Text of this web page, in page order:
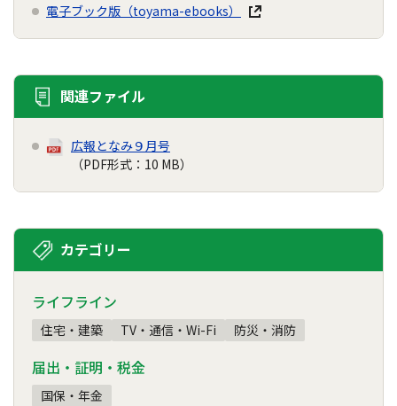
電子ブック版（toyama-ebooks）
関連ファイル
広報となみ９月号
（PDF形式：10 MB）
カテゴリー
ライフライン
住宅・建築 TV・通信・Wi-Fi 防災・消防
届出・証明・税金
国保・年金